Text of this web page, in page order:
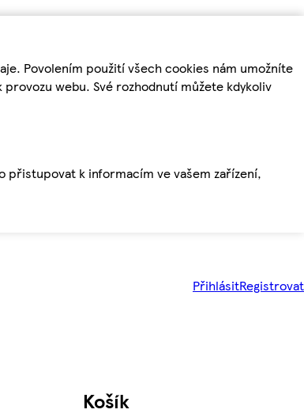
Povolením použití všech cookies nám umožníte
webu. Své rozhodnutí můžete kdykoliv
přistupovat k informacím ve vašem zařízení,
PřihlásitRegistrovat
Košík